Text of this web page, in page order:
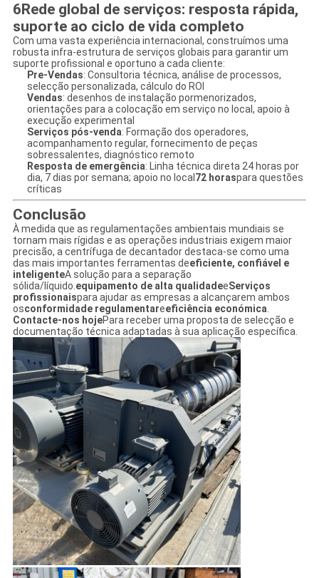
6Rede global de serviços: resposta rápida,
suporte ao ciclo de vida completo
Com uma vasta experiência internacional, construímos uma
robusta infra-estrutura de serviços globais para garantir um
suporte profissional e oportuno a cada cliente:
Pre-Vendas: Consultoria técnica, análise de processos,
selecção personalizada, cálculo do ROI
Vendas: desenhos de instalação pormenorizados,
orientações para a colocação em serviço no local, apoio à
execução experimental
Serviços pós-venda: Formação dos operadores,
acompanhamento regular, fornecimento de peças
sobressalentes, diagnóstico remoto
Resposta de emergência: Linha técnica direta 24 horas por
dia, 7 dias por semana; apoio no local 72 horaspara questões
críticas
Conclusão
À medida que as regulamentações ambientais mundiais se
tornam mais rígidas e as operações industriais exigem maior
precisão, a centrífuga de decantador destaca-se como uma
das mais importantes ferramentas deeficiente, confiável e
inteligenteA solução para a separação
sólida/líquido.equipamento de alta qualidadeeServiços
profissionaispara ajudar as empresas a alcançarem ambos
osconformidade regulamentareeficiência económica.
Contacte-nos hojePara receber uma proposta de selecção e
documentação técnica adaptadas à sua aplicação específica.